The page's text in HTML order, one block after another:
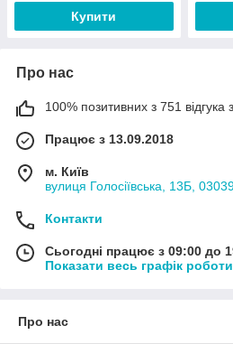
капсул
Купити
Про нас
100% позитивних з 751 відгука
Працює з 13.09.2018
м. Київ
вулиця Голосіївська, 13Б,
Контакти
Сьогодні працює з 09:00 до
Показати весь графік роботи
Про нас